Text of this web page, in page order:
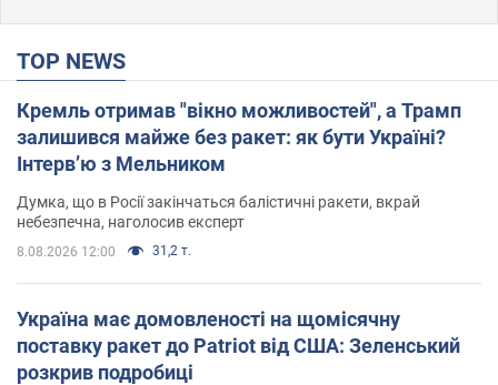
TOP NEWS
Кремль отримав "вікно можливостей", а Трамп
залишився майже без ракет: як бути Україні?
Інтерв’ю з Мельником
Думка, що в Росії закінчаться балістичні ракети, вкрай
небезпечна, наголосив експерт
8.08.2026 12:00 31,2 т.
Україна має домовленості на щомісячну
поставку ракет до Patriot від США: Зеленський
розкрив подробиці